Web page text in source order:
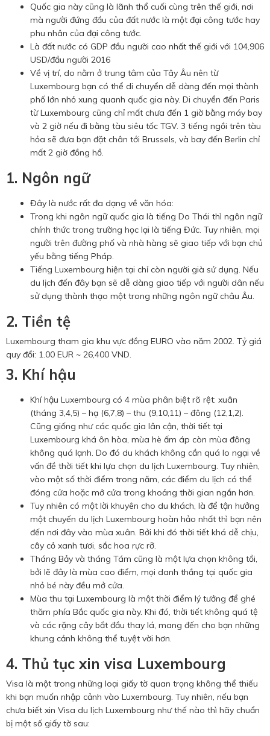
Quốc gia này cũng là lãnh thổ cuối cùng trên thế giới, nơi
mà người đứng đầu của đất nước là một đại công tước hay
phu nhân của đại công tước.
Là đất nước có GDP đầu người cao nhất thế giới với 104,906
USD/đầu người 2016
Về vị trí, do nằm ở trung tâm của Tây Âu nên từ
Luxembourg bạn có thể di chuyển dễ dàng đến mọi thành
phố lớn nhỏ xung quanh quốc gia này. Di chuyển đến Paris
từ Luxembourg cũng chỉ mất chưa đến 1 giờ bằng máy bay
và 2 giờ nếu đi bằng tàu siêu tốc TGV. 3 tiếng ngồi trên tàu
hỏa sẽ đưa bạn đặt chân tới Brussels, và bay đến Berlin chỉ
mất 2 giờ đồng hồ.
1. Ngôn ngữ
Đây là nước rất đa dạng về văn hóa:
Trong khi ngôn ngữ quốc gia là tiếng Do Thái thì ngôn ngữ
chính thức trong trường học lại là tiếng Đức. Tuy nhiên, mọi
người trên đường phố và nhà hàng sẽ giao tiếp với bạn chủ
yếu bằng tiếng Pháp.
Tiếng Luxembourg hiện tại chỉ còn người già sử dụng. Nếu
du lịch đến đây bạn sẽ dễ dàng giao tiếp với người dân nếu
sử dụng thành thạo một trong những ngôn ngữ châu Âu.
2. Tiền tệ
Luxembourg tham gia khu vực đồng EURO vào năm 2002. Tỷ giá
quy đổi: 1.00 EUR ~ 26,400 VND.
3. Khí hậu
Khí hậu Luxembourg có 4 mùa phân biệt rõ rệt: xuân
(tháng 3,4,5) – hạ (6,7,8) – thu (9,10,11) – đông (12,1,2).
Cũng giống như các quốc gia lân cận, thời tiết tại
Luxembourg khá ôn hòa, mùa hè ấm áp còn mùa đông
không quá lạnh. Do đó du khách không cần quá lo ngại về
vấn đề thời tiết khi lựa chọn du lịch Luxembourg. Tuy nhiên,
vào một số thời điểm trong năm, các điểm du lịch có thể
đóng cửa hoặc mở cửa trong khoảng thời gian ngắn hơn.
Tuy nhiên có một lời khuyên cho du khách, là để tận hưởng
một chuyến du lịch Luxembourg hoàn hảo nhất thì bạn nên
đến nơi đây vào mùa xuân. Bởi khi đó thời tiết khá dễ chịu,
cây cỏ xanh tươi, sắc hoa rực rỡ.
Tháng Bảy và tháng Tám cũng là một lựa chọn không tồi,
bởi lẽ đây là mùa cao điểm, mọi danh thắng tại quốc gia
nhỏ bé này đều mở cửa.
Mùa thu tại Luxembourg là một thời điểm lý tưởng để ghé
thăm phía Bắc quốc gia này. Khi đó, thời tiết không quá tệ
và các rặng cây bắt đầu thay lá, mang đến cho bạn những
khung cảnh không thể tuyệt vời hơn.
4. Thủ tục xin visa Luxembourg
Visa là một trong những loại giấy tờ quan trọng không thể thiếu
khi bạn muốn nhập cảnh vào Luxembourg. Tuy nhiên, nếu bạn
chưa biết xin Visa du lịch Luxembourg như thế nào thì hãy chuẩn
bị một số giấy tờ sau: